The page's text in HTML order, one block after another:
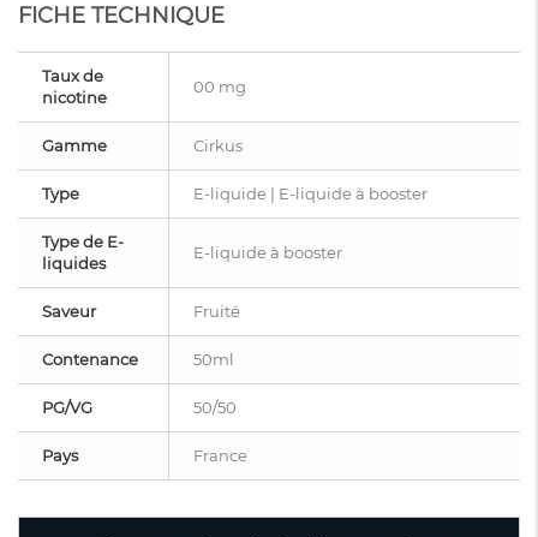
FICHE TECHNIQUE
Taux de
nicotine
00 mg
Gamme Cirkus
Type E-liquide | E-liquide à booster
Type de E-
liquides
E-liquide à booster
Saveur Fruité
Contenance 50ml
PG/VG 50/50
Pays France